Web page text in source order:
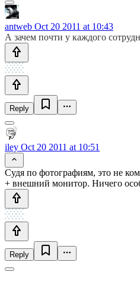
antweb Oct 20 2011 at 10:43
А зачем почти у каждого
Reply
iley Oct 20 2011 at 10:51
Судя по фотографиям, это не
+ внешний монитор. Ничего
Reply